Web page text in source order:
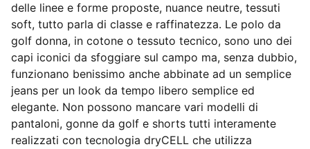
delle linee e forme proposte, nuance neutre, tessuti
soft, tutto parla di classe e raffinatezza. Le polo da
golf donna, in cotone o tessuto tecnico, sono uno dei
capi iconici da sfoggiare sul campo ma, senza dubbio,
funzionano benissimo anche abbinate ad un semplice
jeans per un look da tempo libero semplice ed
elegante. Non possono mancare vari modelli di
pantaloni, gonne da golf e shorts tutti interamente
realizzati con tecnologia dryCELL che utilizza